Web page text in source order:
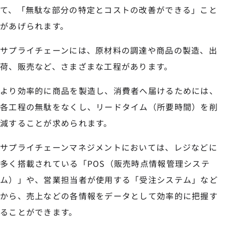
て、「無駄な部分の特定とコストの改善ができる」こと
があげられます。
サプライチェーンには、原材料の調達や商品の製造、出
荷、販売など、さまざまな工程があります。
より効率的に商品を製造し、消費者へ届けるためには、
各工程の無駄をなくし、リードタイム（所要時間）を削
減することが求められます。
サプライチェーンマネジメントにおいては、レジなどに
多く搭載されている「POS（販売時点情報管理システ
ム）」や、営業担当者が使用する「受注システム」など
から、売上などの各情報をデータとして効率的に把握す
ることができます。